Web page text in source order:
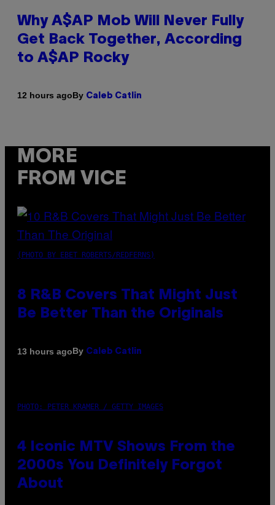
Why A$AP Mob Will Never Fully
Get Back Together, According
to A$AP Rocky
12 hours agoBy Caleb Catlin
MORE
FROM VICE
(PHOTO BY EBET ROBERTS/REDFERNS)
8 R&B Covers That Might Just
Be Better Than the Originals
13 hours agoBy Caleb Catlin
PHOTO: PETER KRAMER / GETTY IMAGES
4 Iconic MTV Shows From the
2000s You Definitely Forgot
About